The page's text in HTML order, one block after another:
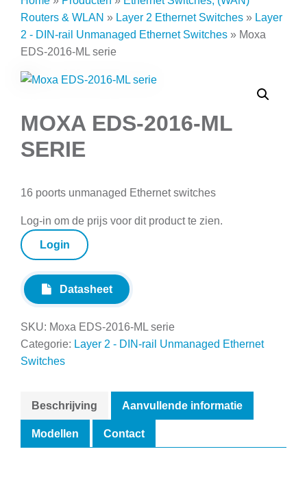
Routers & WLAN » Layer 2 Ethernet Switches » Layer
2 - DIN-rail Unmanaged Ethernet Switches » Moxa
EDS-2016-ML serie
MOXA EDS-2016-ML
SERIE
16 poorts unmanaged Ethernet switches
Log-in om de prijs voor dit product te zien.
Login
Datasheet
SKU: Moxa EDS-2016-ML serie
Categorie: Layer 2 - DIN-rail Unmanaged Ethernet
Switches
Beschrijving Aanvullende informatie
Modellen Contact